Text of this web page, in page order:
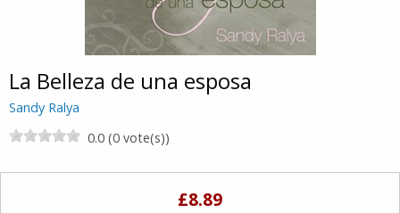
La Belleza de una esposa
Sandy Ralya
0.0 (0 vote(s))
£8.89